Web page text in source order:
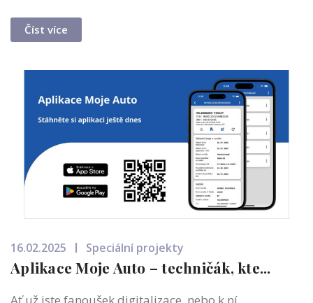
Číst více
16.02.2025 Speciální projekty
Aplikace Moje Auto – techničák, kte...
Ať už jste fanoušek digitalizace, nebo k ní